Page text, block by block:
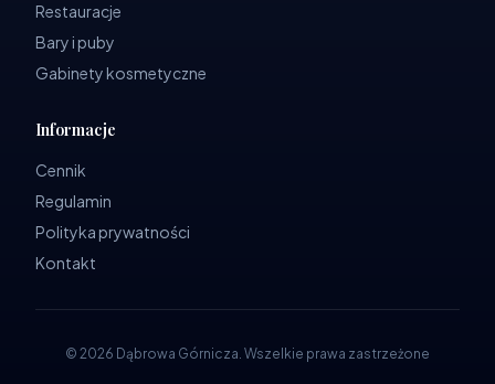
Restauracje
Bary i puby
Gabinety kosmetyczne
Informacje
Cennik
Regulamin
Polityka prywatności
Kontakt
© 2026 Dąbrowa Górnicza. Wszelkie prawa zastrzeżone